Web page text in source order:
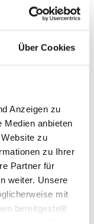
Über Cookies
Anzeigen zu
Medien anbieten
zu
zu Ihrer
Partner für
weiter. Unsere
mit
bereitgestellt
bzw. die
eine attraktive
schaffen wir
dürfen den
Gäste in der
Böhm.
Geh-
von 2,5 Metern
rund 86.000